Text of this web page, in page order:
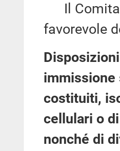
Il
favorevole
immissione
costituiti,
cellulari o
nonché di